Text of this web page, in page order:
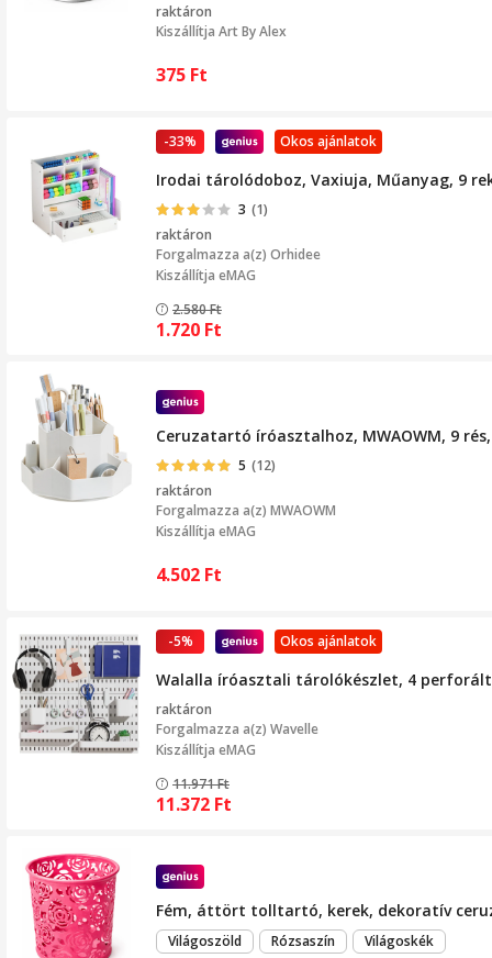
raktáron
Kiszállítja Art By Alex
375 Ft
Okos ajánlatok
-33%
Irodai tárolódoboz, Vaxiuja, Műanyag, 9
3 (1)
raktáron
Forgalmazza a(z) Orhidee
Kiszállítja eMAG
2.580Ft
1.720 Ft
Ceruzatartó íróasztalhoz, MWAOWM, 9
5 (12)
raktáron
Forgalmazza a(z) MWAOWM
Kiszállítja eMAG
4.502 Ft
Okos ajánlatok
-5%
Walalla íróasztali tárolókészlet, 4
raktáron
Forgalmazza a(z) Wavelle
Kiszállítja eMAG
11.971Ft
11.372 Ft
Fém, áttört tolltartó, kerek, dekoratív
Világoszöld Rózsaszín Világoskék